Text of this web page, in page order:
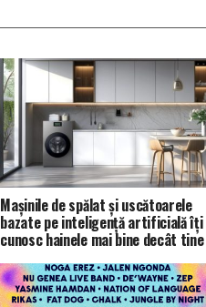
Mașinile de spălat și uscătoarele
bazate pe inteligență artificială îți
cunosc hainele mai bine decât tine